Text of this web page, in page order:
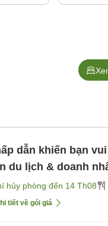
dẫn khiến bạn
du lịch & doanh
hủy phòng đến 14 Th08
tiết về gói giá